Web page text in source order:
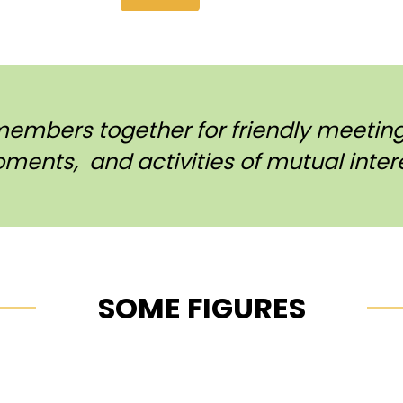
together for friendly
and activities of mutual
SOME FIGURES